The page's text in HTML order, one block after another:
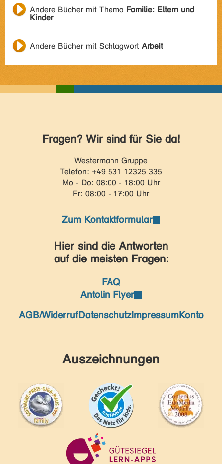
Andere Bücher mit Thema Familie: Eltern und
Kinder
Andere Bücher mit Schlagwort Arbeit